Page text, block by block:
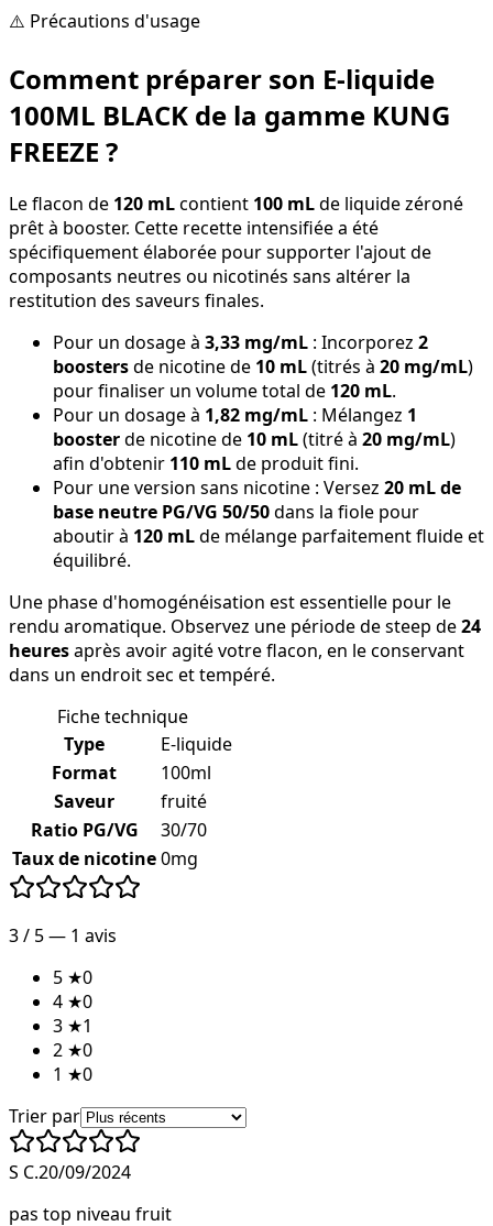
⚠️ Précautions d'usage
Comment préparer son E-liquide
100ML BLACK de la gamme KUNG
FREEZE ?
Le flacon de 120 mLcontient 100 mLde liquide zéroné
prêt à booster. Cette recette intensifiée a été
spécifiquement élaborée pour supporter l'ajout de
composants neutres ou nicotinés sans altérer la
restitution des saveurs finales.
Pour un dosage à 3,33 mg/mL : Incorporez 2
boostersde nicotine de 10 mL(titrés à 20 mg/mL)
pour finaliser un volume total de 120 mL.
Pour un dosage à 1,82 mg/mL : Mélangez 1
boosterde nicotine de 10 mL(titré à 20 mg/mL)
afin d'obtenir 110 mLde produit fini.
Pour une version sans nicotine : Versez 20 mL de
base neutre PG/VG 50/50dans la fiole pour
aboutir à 120 mLde mélange parfaitement fluide et
équilibré.
Une phase d'homogénéisation est essentielle pour le
rendu aromatique. Observez une période de steep de24
heuresaprès avoir agité votre flacon, en le conservant
dans un endroit sec et tempéré.
Fiche technique
Type
E-liquide
Format
100ml
Saveur
fruité
Ratio PG/VG
30/70
Taux de nicotine0mg
3/ 5 — 1 avis
5 ★0
4 ★0
3 ★1
2 ★0
1 ★0
Trier par
S C.20/09/2024
pas top niveau fruit